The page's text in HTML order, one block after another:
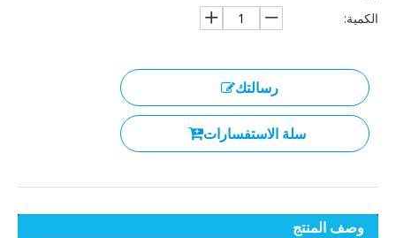
الكمية:
رسالتك
سلة الاستفسارات
وصف المنتج